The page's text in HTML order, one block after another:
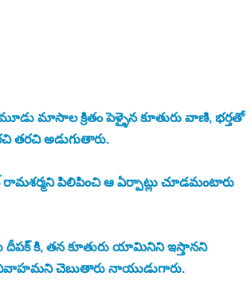
మాసాల క్రితం పెళ్ళైన కూతురు వాణి, భర్తతో
తరచి అడుగుతారు.
రామశర్మని పిలిపించి ఆ ఏర్పాట్లు చూడమంటారు
దీపక్ కి, తన కూతురు యామినిని ఇస్తానని
వివాహమని చెబుతారు నాయుడుగారు.